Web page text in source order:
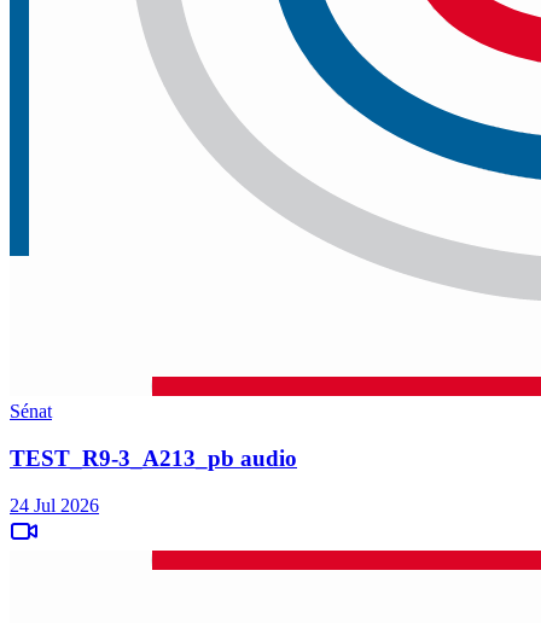
Sénat
TEST_R9-3_A213_pb audio
24 Jul 2026